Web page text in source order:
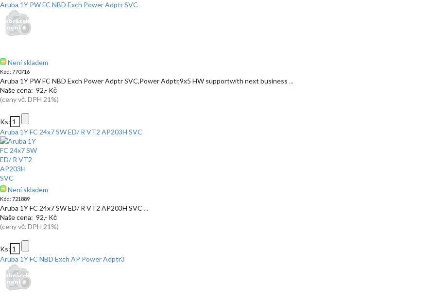
Aruba 1Y PW FC NBD Exch Power Adptr SVC
Není skladem
Kód: 770716
Aruba 1Y PW FC NBD Exch Power Adptr SVC,Power Adptr,9x5 HW supportwith next business ...
Naše cena: 92,- Kč
(ceny vč. DPH 21%)
Ks:
Aruba 1Y FC 24x7 SW ED/ R VT2 AP203H SVC
Není skladem
Kód: 721889
Aruba 1Y FC 24x7 SW ED/ R VT2 AP203H SVC ...
Naše cena: 92,- Kč
(ceny vč. DPH 21%)
Ks:
Aruba 1Y FC NBD Exch AP Power Adptr3